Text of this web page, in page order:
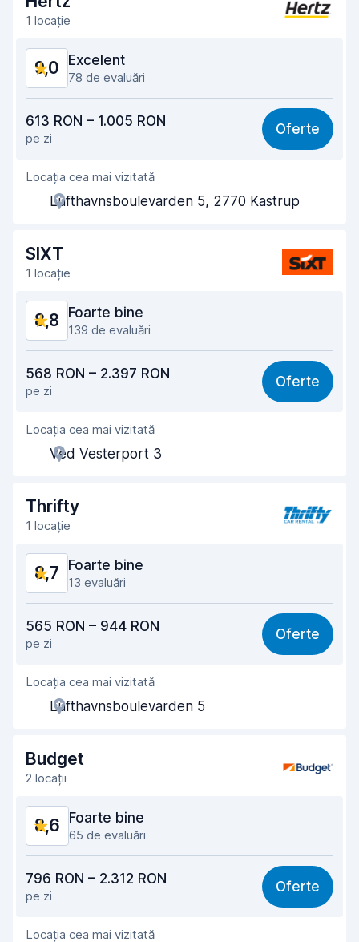
Curățenia mașinii
Starea mașinii
1 locație
9,0 Excelent
78 de evaluări
8,6
Ușor de găsit 9,0
Amabilitatea agenților
Rapiditatea preluării
Rapiditatea predării 9,2
Curățenia mașinii
Starea mașinii
613 RON – 1.005 RON
pe zi
Oferte
Locația cea mai vizitată
Lufthavnsboulevarden 5, 2770 Kastrup
SIXT
1 locație
8,8 Foarte bine
139 de evaluări
8,2
Ușor de găsit 8,9
Amabilitatea agenților
Rapiditatea preluării
Rapiditatea predării 9,2
Curățenia mașinii
Starea mașinii
568 RON – 2.397 RON
pe zi
Oferte
Locația cea mai vizitată
Ved Vesterport 3
Thrifty
1 locație
8,7 Foarte bine
13 evaluări
8,3
Ușor de găsit 8,8
Amabilitatea agenților
Rapiditatea preluării
Rapiditatea predării
Curățenia mașinii
Starea mașinii
565 RON – 944 RON
pe zi
Oferte
Locația cea mai vizitată
Lufthavnsboulevarden 5
Budget
2 locații
8,6 Foarte bine
65 de evaluări
8,2
Ușor de găsit 8,3
Amabilitatea agenților
796 RON – 2.312 RON
pe zi
Oferte
Locația cea mai vizitată